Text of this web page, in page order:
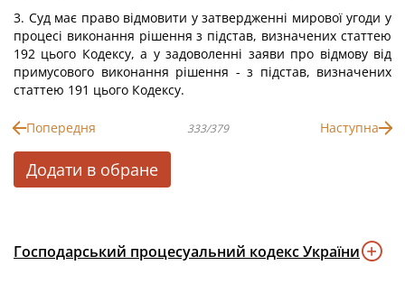
3. Суд має право відмовити у затвердженні мирової угоди у
процесі виконання рішення з підстав, визначених статтею
192 цього Кодексу, а у задоволенні заяви про відмову від
примусового виконання рішення - з підстав, визначених
статтею 191 цього Кодексу.
Попередня 333/379 Наступна
Додати в обране
Господарський процесуальний кодекс України